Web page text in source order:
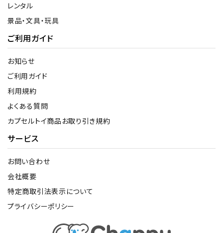
レンタル
景品・文具・玩具
ご利用ガイド
お知らせ
ご利用ガイド
利用規約
よくある質問
カプセルトイ商品お取り引き規約
サービス
お問い合わせ
会社概要
特定商取引法表示について
プライバシーポリシー